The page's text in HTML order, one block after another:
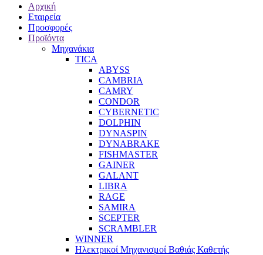
Αρχική
Εταιρεία
Προσφορές
Προϊόντα
Μηχανάκια
TICA
ABYSS
CAMBRIA
CAMRY
CONDOR
CYBERNETIC
DOLPHIN
DYNASPIN
DYNABRAKE
FISHMASTER
GAINER
GALANT
LIBRA
RAGE
SAMIRA
SCEPTER
SCRAMBLER
WINNER
Ηλεκτρικοί Μηχανισμοί Βαθιάς Καθετής